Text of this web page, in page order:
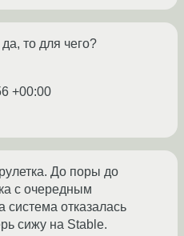
то для чего?
+00:00
До поры до
с очередным
отказалась
сижу на Stable.